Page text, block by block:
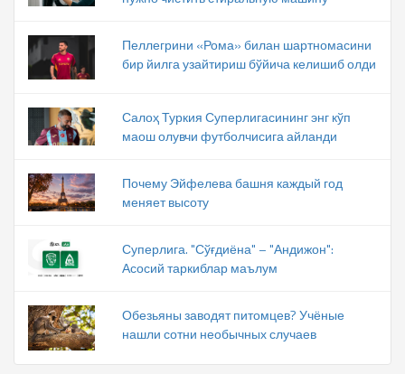
Пеллегрини «Рома» билан шартномасини
бир йилга узайтириш бўйича келишиб олди
Салоҳ Туркия Суперлигасининг энг кўп
маош олувчи футболчисига айланди
Почему Эйфелева башня каждый год
меняет высоту
Суперлига. "Сўғдиёна" – "Андижон":
Асосий таркиблар маълум
Обезьяны заводят питомцев? Учёные
нашли сотни необычных случаев